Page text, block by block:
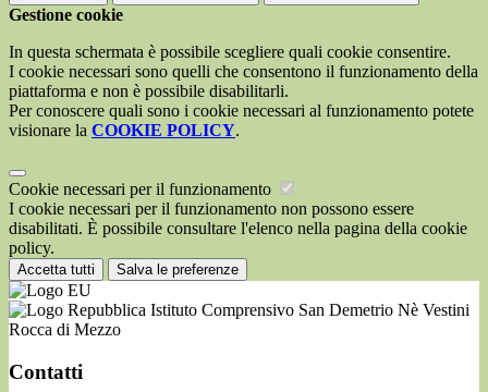
Gestione cookie
In questa schermata è possibile scegliere quali cookie consentire.
I cookie necessari sono quelli che consentono il funzionamento della
piattaforma e non è possibile disabilitarli.
Per conoscere quali sono i cookie necessari al funzionamento potete
visionare la COOKIE POLICY.
Cookie necessari per il funzionamento
I cookie necessari per il funzionamento non possono essere
disabilitati. È possibile consultare l'elenco nella pagina della cookie
policy.
Accetta tutti Salva le preferenze
Istituto Comprensivo San Demetrio Nè Vestini
Rocca di Mezzo
Contatti